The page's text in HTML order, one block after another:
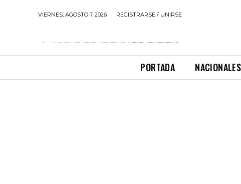
VIERNES, AGOSTO 7, 2026 REGISTRARSE / UNIRSE
PORTADA NACIONALES